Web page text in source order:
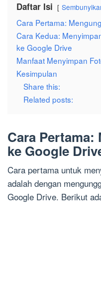
Daftar Isi
Cara Pertama:
Cara Kedua:
ke Google Drive
Manfaat Menyimpan
Kesimpulan
Share this:
Related posts:
Cara
ke Google
Cara pertama untuk
adalah dengan
Google Drive. Berikut